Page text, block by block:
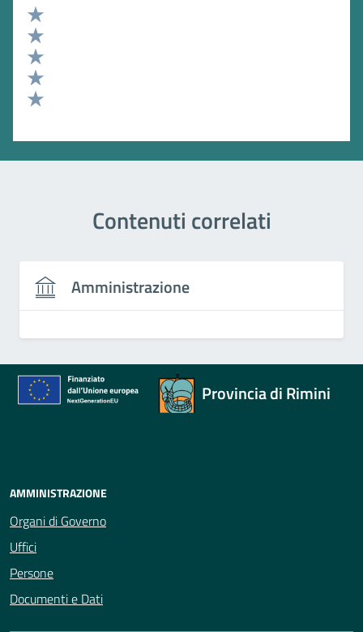
Valuta 5 stelle su 5
Valuta 4 stelle su 5
Valuta 3 stelle su 5
Valuta 2 stelle su 5
Contenuti correlati
Amministrazione
Provincia di Rimini
AMMINISTRAZIONE
Organi di Governo
Uffici
Persone
Documenti e Dati